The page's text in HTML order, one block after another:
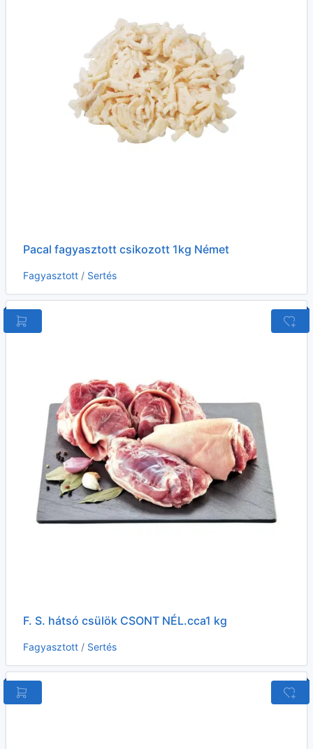
Pacal fagyasztott csikozott 1kg Német
Fagyasztott / Sertés
F. S. hátsó csülök CSONT NÉL.cca1 kg
Fagyasztott / Sertés